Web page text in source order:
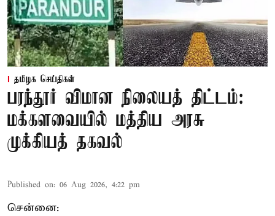
தமிழக செய்திகள்
பரந்தூர் விமான நிலையத் திட்டம்:
மக்களவையில் மத்திய அரசு
முக்கியத் தகவல்
Published on: 06 Aug 2026, 4:22 pm
சென்னை: